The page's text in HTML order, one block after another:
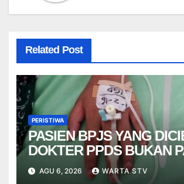
Related Post
PERISTIWA
PASIEN BPJS YANG
DOKTER PPDS BUKAN
RSUP DR. SARDJITO
AGU 6, 2026 WARTA STV